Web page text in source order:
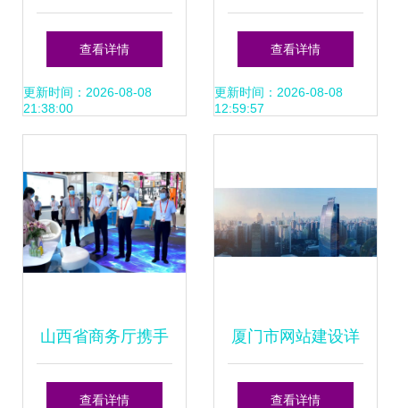
前沿 诚搜网络科技
助力企业数字化转
查看详情
更新时间：2026-08-08
21:38:00
起点 厦门中卡科技
开发的免费网络平
查看详情
更新时间：2026-08-08
12:59:57
山西省商务厅携手
厦门网络技术 数字
查看详情
厦门市网站建设详
解 从自然资源规划
查看详情